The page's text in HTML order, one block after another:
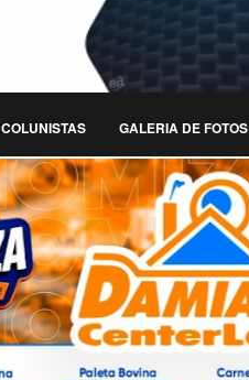
COLUNISTAS GALERIA DE FOTOS